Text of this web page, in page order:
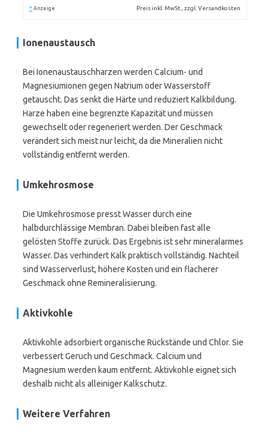
* Anzeige Preis inkl. MwSt., zzgl. Versandkosten
Ionenaustausch
Bei Ionenaustauschharzen werden Calcium- und
Magnesiumionen gegen Natrium oder Wasserstoff
getauscht. Das senkt die Härte und reduziert Kalkbildung.
Harze haben eine begrenzte Kapazität und müssen
gewechselt oder regeneriert werden. Der Geschmack
verändert sich meist nur leicht, da die Mineralien nicht
vollständig entfernt werden.
Umkehrosmose
Die Umkehrosmose presst Wasser durch eine
halbdurchlässige Membran. Dabei bleiben fast alle
gelösten Stoffe zurück. Das Ergebnis ist sehr mineralarmes
Wasser. Das verhindert Kalk praktisch vollständig. Nachteil
sind Wasserverlust, höhere Kosten und ein flacherer
Geschmack ohne Remineralisierung.
Aktivkohle
Aktivkohle adsorbiert organische Rückstände und Chlor. Sie
verbessert Geruch und Geschmack. Calcium und
Magnesium werden kaum entfernt. Aktivkohle eignet sich
deshalb nicht als alleiniger Kalkschutz.
Weitere Verfahren